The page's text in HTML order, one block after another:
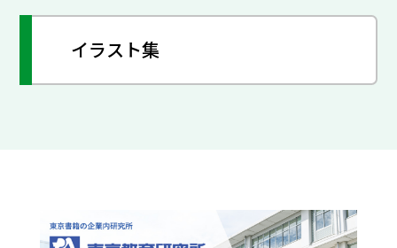
イラスト集